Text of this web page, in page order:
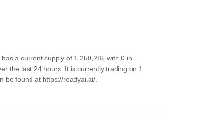
a current supply of 1,250,285 with 0 in
the last 24 hours. It is currently trading on 1
be found at https://readyai.ai/.